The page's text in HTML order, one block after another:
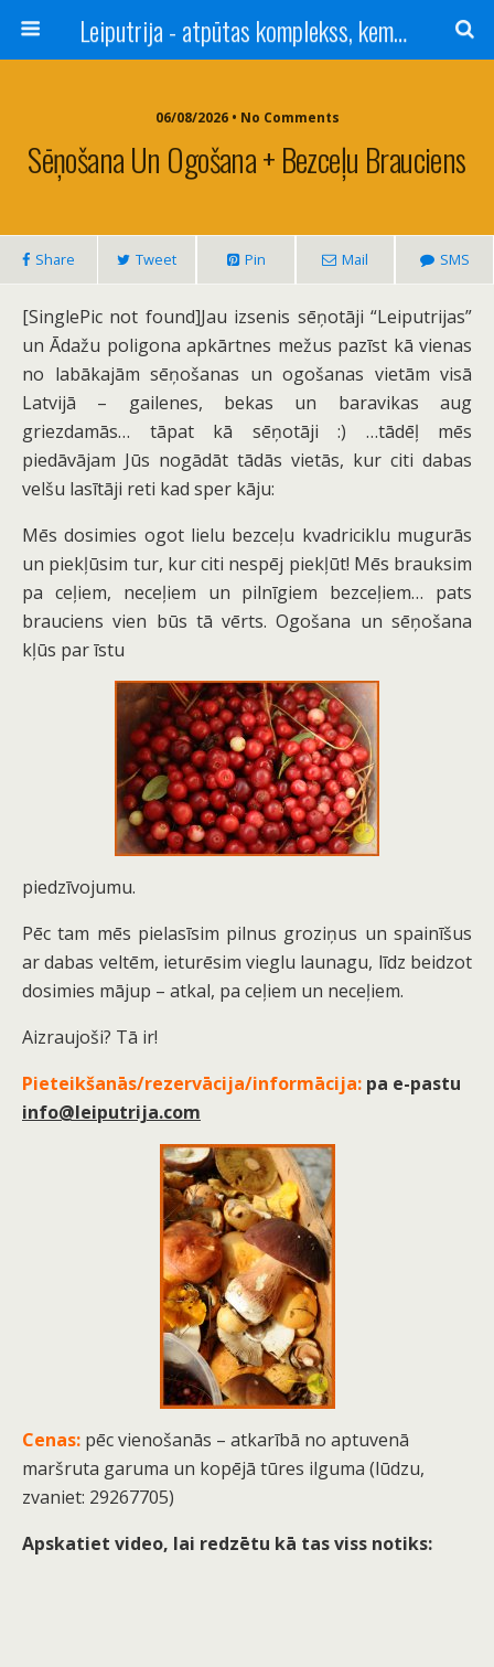
Leiputrija - atpūtas komplekss, kempings, viesu nams pie Rīgas / Camping, caravan site, bed and breakfast near Riga / Camping, caravanas, bungalows Letonia / Campingplatz, Caravanpark, Zimmer in Lettland / Kемпинг и гостевой дом к Риги
06/08/2026 • No Comments
Sēņošana Un Ogošana + Bezceļu Brauciens
Share Tweet Pin Mail SMS
[SinglePic not found]Jau izsenis sēņotāji “Leiputrijas”
un Ādažu poligona apkārtnes mežus pazīst kā vienas
no labākajām sēņošanas un ogošanas vietām visā
Latvijā – gailenes, bekas un baravikas aug
griezdamās… tāpat kā sēņotāji :) …tādēļ mēs
piedāvājam Jūs nogādāt tādās vietās, kur citi dabas
velšu lasītāji reti kad sper kāju:
Mēs dosimies ogot lielu bezceļu kvadriciklu mugurās
un piekļūsim tur, kur citi nespēj piekļūt! Mēs brauksim
pa ceļiem, neceļiem un pilnīgiem bezceļiem… pats
brauciens vien būs tā vērts. Ogošana un sēņošana
kļūs par īstu
piedzīvojumu.
Pēc tam mēs pielasīsim pilnus groziņus un spainīšus
ar dabas veltēm, ieturēsim vieglu launagu, līdz beidzot
dosimies mājup – atkal, pa ceļiem un neceļiem.
Aizraujoši? Tā ir!
Pieteikšanās/rezervācija/informācija: pa e-pastu
info@leiputrija.com
Cenas: pēc vienošanās – atkarībā no aptuvenā
maršruta garuma un kopējā tūres ilguma (lūdzu,
zvaniet: 29267705)
Apskatiet video, lai redzētu kā tas viss notiks: